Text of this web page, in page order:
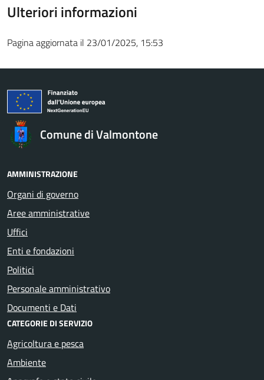
Ulteriori informazioni
Pagina aggiornata il 23/01/2025, 15:53
Comune di Valmontone
AMMINISTRAZIONE
Organi di governo
Aree amministrative
Uffici
Enti e fondazioni
Politici
Personale amministrativo
Documenti e Dati
CATEGORIE DI SERVIZIO
Agricoltura e pesca
Ambiente